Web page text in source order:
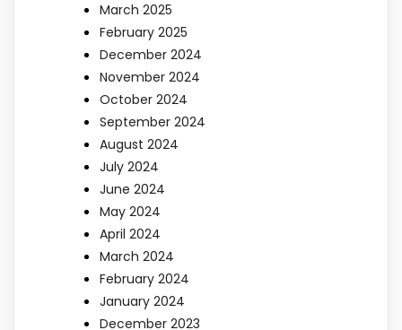
March 2025
February 2025
December 2024
November 2024
October 2024
September 2024
August 2024
July 2024
June 2024
May 2024
April 2024
March 2024
February 2024
January 2024
December 2023